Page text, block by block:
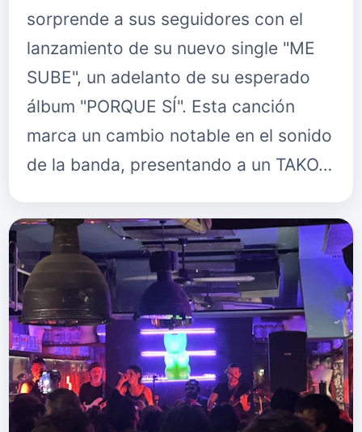
sorprende a sus seguidores con el
lanzamiento de su nuevo single "ME
SUBE", un adelanto de su esperado
álbum "PORQUE SÍ". Esta canción
marca un cambio notable en el sonido
de la banda, presentando a un TAKO…